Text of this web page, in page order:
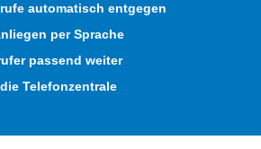
automatisch entgegen
per Sprache
passend weiter
Telefonzentrale